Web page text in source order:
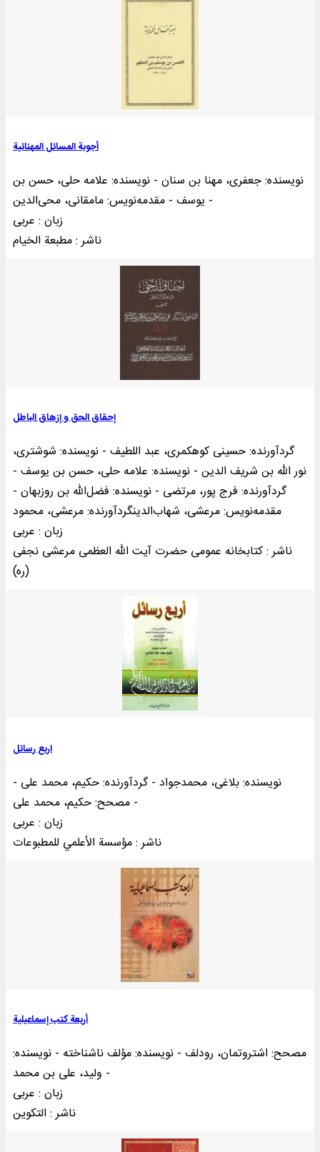
أجوبة المسائل المهنائیة
نویسنده: جعفری، مهنا بن‌ سنان - نویسنده: علامه حلی، حسن بن
یوسف - مقدمه‌نويس: مامقانی، محی‌الدین -
زبان : عربی
ناشر : مطبعة الخيام
إحقاق الحق و إزهاق الباطل
گردآورنده: حسینی کوهکمری، عبد اللطیف - نویسنده: شوشتری،
نور الله بن شریف‌ الدین - نویسنده: علامه حلی، حسن بن یوسف -
گردآورنده: فرج پور، مرتضی - نویسنده: فضل‌الله بن روزبهان -
مقدمهنويس: مرعشی، شهاب‌الدینگردآورنده: مرعشی، محمود
زبان : عربی
ناشر : کتابخانه عمومی حضرت آيت الله العظمی مرعشی نجفی
(ره)
اربع رسائل
نویسنده: بلاغی، محمدجواد - گردآورنده: حکیم، محمد علی -
مصحح: حکیم، محمد علی -
زبان : عربی
ناشر : مؤسسة الأعلمي للمطبوعات
أربعة کتب إسماعیلیة
مصحح: اشتروتمان، رودلف - نویسنده: مؤلف ناشناخته - نویسنده:
ولید، علی بن محمد -
زبان : عربی
ناشر : التکوين